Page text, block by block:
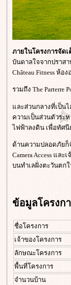
ภายในโครงการจัด
บันดาลใจจากปราสา
Château Fitness ห้
รวมถึง The
ละส่วนกลางที่เป็นไฮ
ความเป็นส่วนตัวระ
ไฟฟ้าลงดิน เพื่อทัศนี
ด้านความปลอดภัยก็
Camera Access แล
บนทำเลฝั่งตะวันตก
ข้อมูลโครงก
ชื่อโครงการ
เจ้าของโครงการ
ลักษณะโครงการ
พื้นที่โครงการ
จำนวนบ้าน